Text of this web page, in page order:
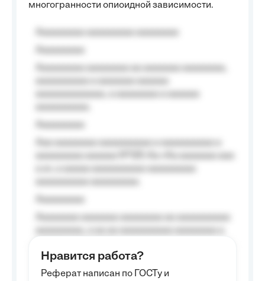
многогранности опиоидной зависимости.
Aaaaaaaaa
Нравится работа?
Реферат написан по ГОСТу и